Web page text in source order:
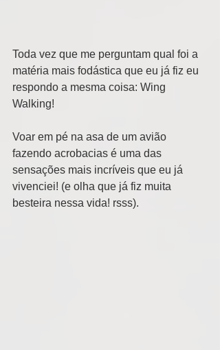
Toda vez que me perguntam qual foi a
matéria mais fodástica que eu já fiz eu
respondo a mesma coisa: Wing
Walking!
Voar em pé na asa de um avião
fazendo acrobacias é uma das
sensações mais incríveis que eu já
vivenciei! (e olha que já fiz muita
besteira nessa vida! rsss).